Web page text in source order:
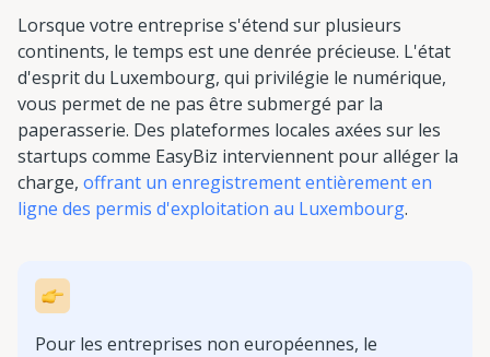
Lorsque votre entreprise s'étend sur plusieurs
continents, le temps est une denrée précieuse. L'état
d'esprit du Luxembourg, qui privilégie le numérique,
vous permet de ne pas être submergé par la
paperasserie. Des plateformes locales axées sur les
startups comme EasyBiz interviennent pour alléger la
charge, offrant un enregistrement entièrement en
ligne des permis d'exploitation au Luxembourg.
Pour les entreprises non européennes, le